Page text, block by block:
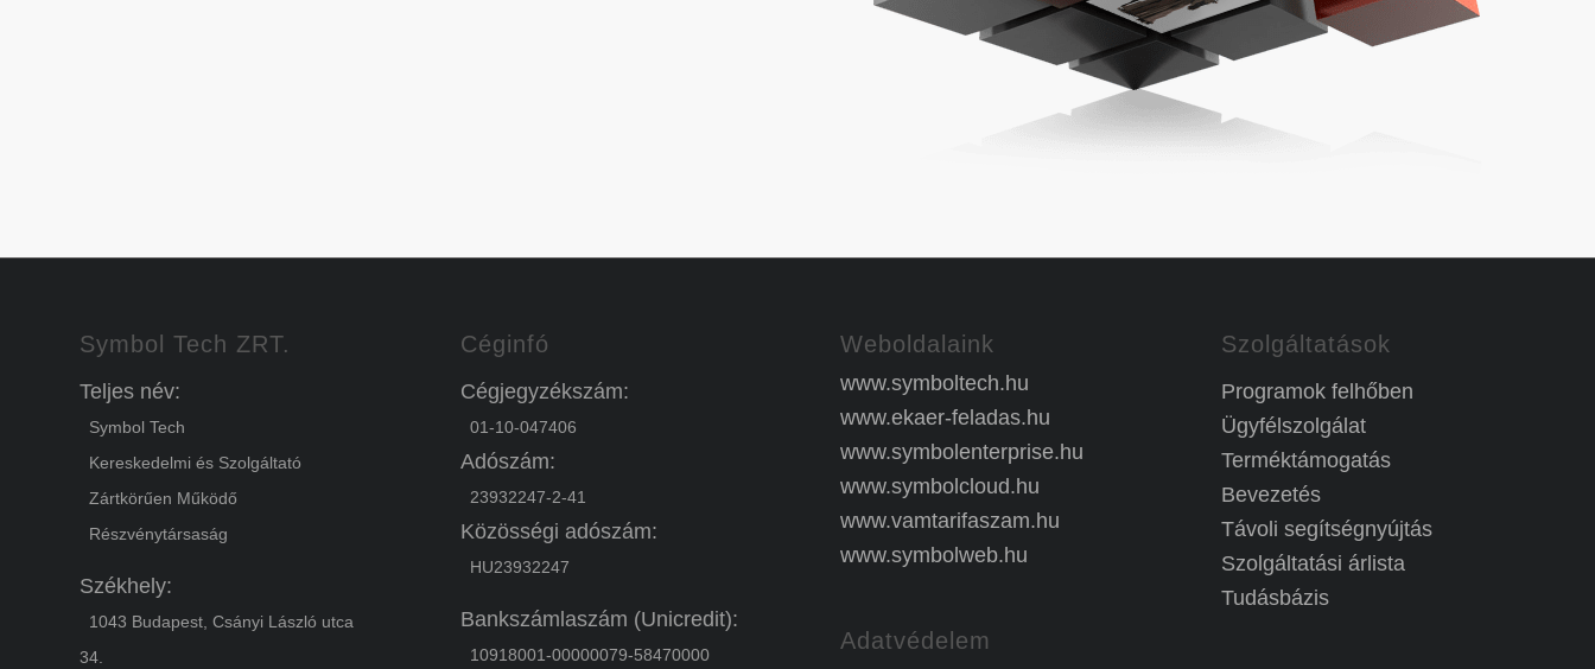
Symbol Tech ZRT.
Teljes név:
Symbol Tech
Kereskedelmi és Szolgáltató
Zártkörűen Működő
Részvénytársaság
Székhely:
1043 Budapest, Csányi László utca
34.
Céginfó
Cégjegyzékszám:
01-10-047406
Adószám:
23932247-2-41
Közösségi adószám:
HU23932247
Bankszámlaszám (Unicredit):
10918001-00000079-58470000
Weboldalaink
www.symboltech.hu
www.ekaer-feladas.hu
www.symbolenterprise.hu
www.symbolcloud.hu
www.vamtarifaszam.hu
www.symbolweb.hu
Adatvédelem
Szolgáltatások
Programok felhőben
Ügyfélszolgálat
Terméktámogatás
Bevezetés
Távoli segítségnyújtás
Szolgáltatási árlista
Tudásbázis